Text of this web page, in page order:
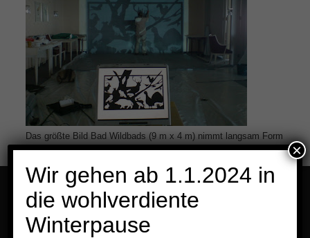
Das größte Bild Bad Wildbads (9 m x 4 m) nimmt langsam Form
an! Zum Glück gibt es im Hotel Räume mit besonderen Flächen.
Menü
Wir gehen ab 1.1.2024 in
die wohlverdiente
Winterpause
×